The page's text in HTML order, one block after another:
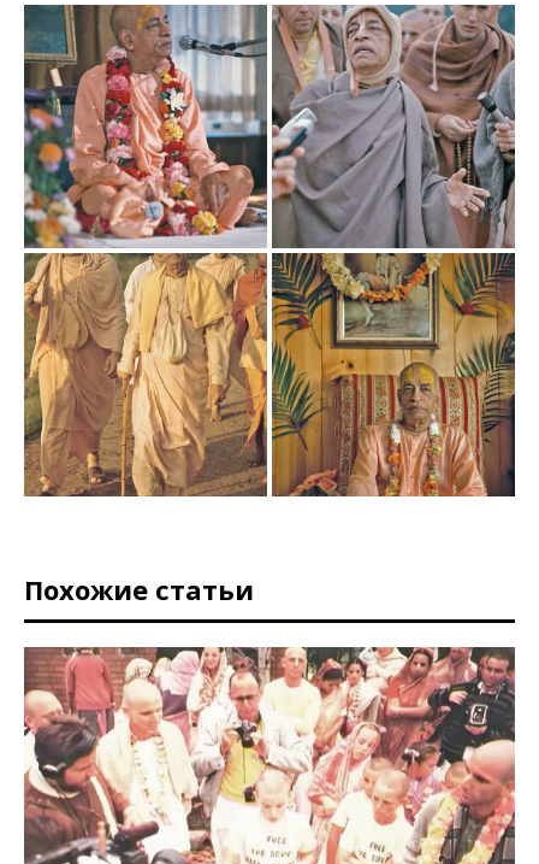
Похожие статьи